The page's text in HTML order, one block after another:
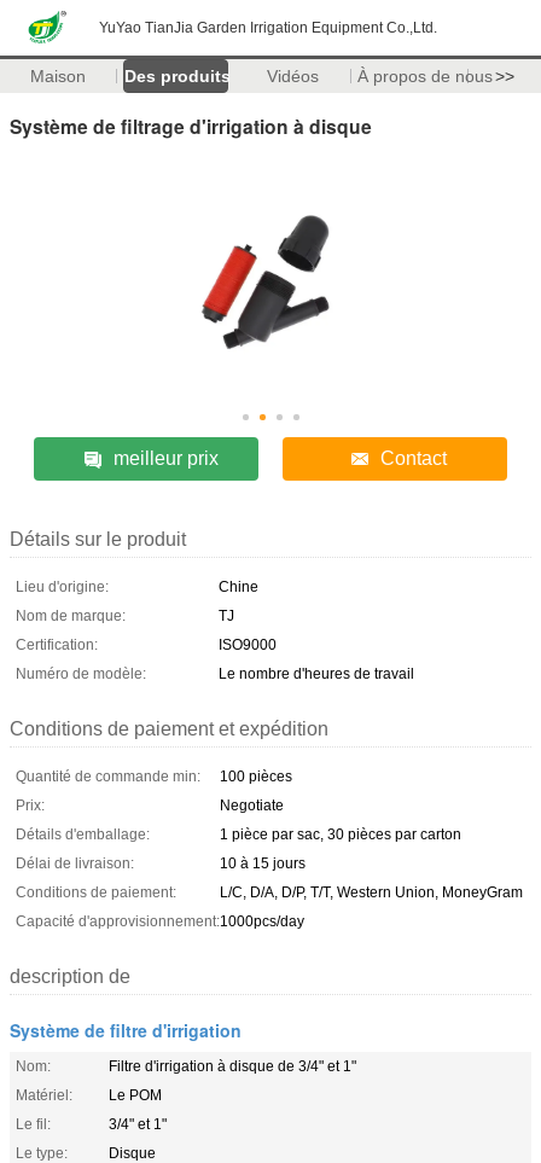
YuYao TianJia Garden Irrigation Equipment Co.,Ltd.
Maison Des produits Vidéos À propos de nous>>
Système de filtrage d'irrigation à disque
meilleur prix Contact
Détails sur le produit
Lieu d'origine:
Chine
Nom de marque:
TJ
Certification:
ISO9000
Numéro de modèle:
Le nombre d'heures de travail
Conditions de paiement et expédition
Quantité de commande min:
100 pièces
Prix:
Negotiate
Détails d'emballage:
1 pièce par sac, 30 pièces par carton
Délai de livraison:
10 à 15 jours
Conditions de paiement:
L/C, D/A, D/P, T/T, Western Union, MoneyGram
Capacité d'approvisionnement:1000pcs/day
description de
Système de filtre d'irrigation
Nom:
Filtre d'irrigation à disque de 3/4" et 1"
Matériel:
Le POM
Le fil:
3/4" et 1"
Le type:
Disque